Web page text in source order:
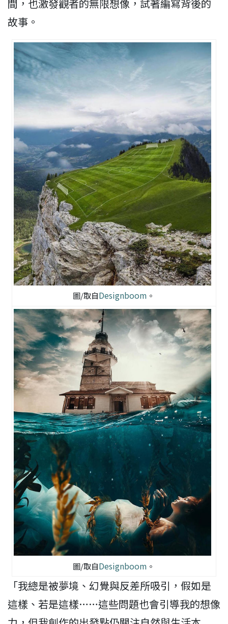
間，也激發觀者的無限想像，試著編寫背後的
故事。
圖/取自Designboom 。
圖/取自Designboom 。
「我總是被夢境、幻覺與反差所吸引，假如是
這樣、若是這樣……這些問題也會引導我的想像